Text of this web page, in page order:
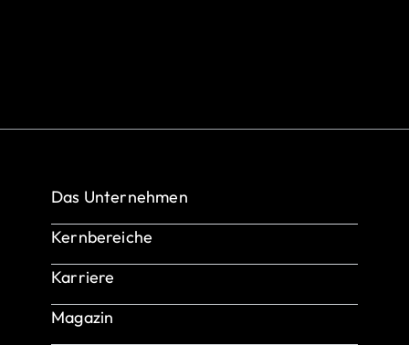
Das Unternehmen
Über uns
Referenzen & Success Stories
INTENSE Wissensdatenbank: Testing
Kernbereiche
Produkte & Services
Use Cases
Karriere
INTENSE als Arbeitgeber
Magazin